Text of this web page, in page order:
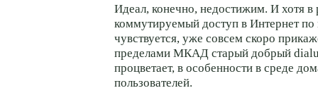
Идеал, конечно, недостижим. И хотя в
коммутируемый доступ в Интернет
чувствуется, уже совсем скоро
пределами МКАД старый добрый
процветает, в особенности в среде
пользователей.